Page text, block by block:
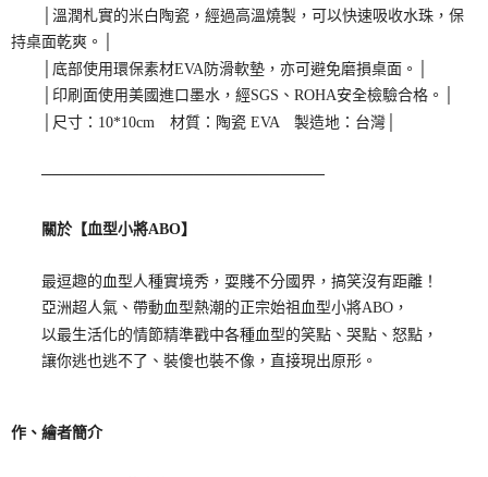
│溫潤札實的米白陶瓷，經過高溫燒製，可以快速吸收水珠，保
持桌面乾爽。│
│底部使用環保素材EVA防滑軟墊，亦可避免磨損桌面。│
│印刷面使用美國進口墨水，經SGS、ROHA安全檢驗合格。│
│尺寸：10*10cm 材質：陶瓷 EVA 製造地：台灣│
──────────────────────────
關於【血型小將ABO】
最逗趣的血型人種實境秀，耍賤不分國界，搞笑沒有距離！
亞洲超人氣、帶動血型熱潮的正宗始祖血型小將ABO，
以最生活化的情節精準戳中各種血型的笑點、哭點、怒點，
讓你逃也逃不了、裝傻也裝不像，直接現出原形。
作、繪者簡介